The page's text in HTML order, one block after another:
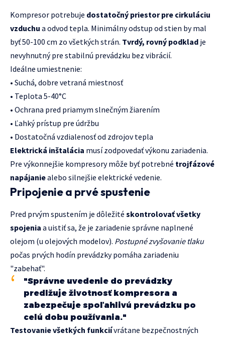
Kompresor potrebuje dostatočný priestor pre cirkuláciu
vzduchu a odvod tepla. Minimálny odstup od stien by mal
byť 50-100 cm zo všetkých strán. Tvrdý, rovný podklad je
nevyhnutný pre stabilnú prevádzku bez vibrácií.
Ideálne umiestnenie:
• Suchá, dobre vetraná miestnosť
• Teplota 5-40°C
• Ochrana pred priamym slnečným žiarením
• Ľahký prístup pre údržbu
• Dostatočná vzdialenosť od zdrojov tepla
Elektrická inštalácia musí zodpovedať výkonu zariadenia.
Pre výkonnejšie kompresory môže byť potrebné trojfázové
napájaniealebo silnejšie elektrické vedenie.
Pripojenie a prvé spustenie
Pred prvým spustením je dôležité skontrolovať všetky
spojenia a uistiť sa, že je zariadenie správne naplnené
olejom (u olejových modelov). Postupné zvyšovanie tlaku
počas prvých hodín prevádzky pomáha zariadeniu
"zabehať".
"Správne uvedenie do prevádzky
predlžuje životnosť kompresora a
zabezpečuje spoľahlivú prevádzku po
celú dobu používania."
Testovanie všetkých funkciívrátane bezpečnostných